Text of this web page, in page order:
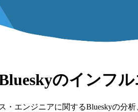
のインフ
・エンジニアに関するBlueskyの